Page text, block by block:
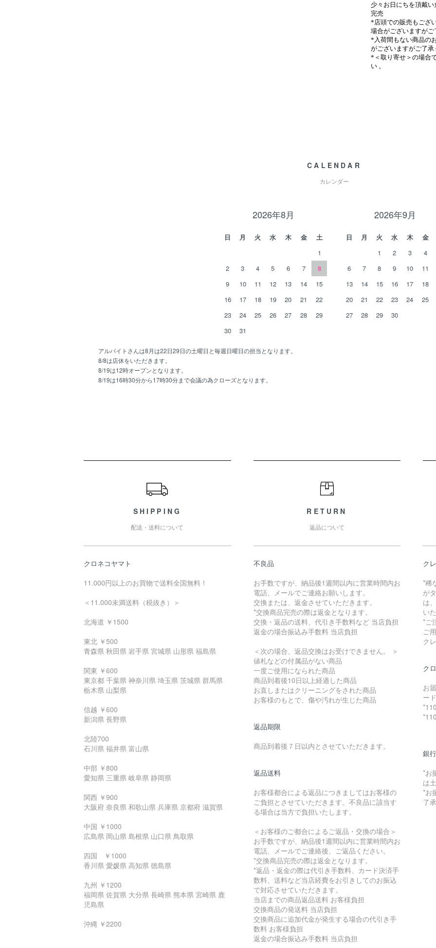
少々お日にちを頂戴
完売
*店頭での販売もござ
場合がございますがご
*入荷間もない商品の
がございますがご了承
*＜取り寄せ＞の場合
い 。
CALENDAR
カレンダー
2026年8月
日 月 火 水 木 金
土
1
2
3 4 5 6 7
8
9
10 11 12 13 14
15
16
17 18 19 20 21
22
23
24 25 26 27 28
29
30
31
2026年9月
日 月 火 水 木 金
1
2 3 4
6
7 8 9 10 11
13
14 15 16 17 18
20
21 22 23 24 25
27
28 29 30
アルバイトさんは8月は22日29日の土曜日と毎週日曜日の担当となります。
8/8は店休をいただきます。
8/19は12時オープンとなります。
8/19は16時30分から17時30分まで会議の為クローズとなります。
SHIPPING
配送・送料について
クロネコヤマト
11.000円以上のお買物で送料全国無料！
＜11.000未満送料（税抜き）＞
北海道 ￥1500
東北 ￥500
青森県 秋田県 岩手県 宮城県 山形県 福島県
関東 ￥600
東京都 千葉県 神奈川県 埼玉県 茨城県 群馬県
栃木県 山梨県
信越 ￥600
新潟県 長野県
北陸700
石川県 福井県 富山県
中部 ￥800
愛知県 三重県 岐阜県 静岡県
関西 ￥900
大阪府 奈良県 和歌山県 兵庫県 京都府 滋賀県
中国 ￥1000
広島県 岡山県 島根県 山口県 鳥取県
四国 ￥1000
香川県 愛媛県 高知県 徳島県
九州 ￥1200
福岡県 佐賀県 大分県 長崎県 熊本県 宮崎県 鹿
児島県
沖縄 ￥2200
RETURN
返品について
不良品
お手数ですが、納品後1週間以内に営業時間内お
電話、メールでご連絡お願いします。
交換または、返金させていただきます。
*交換商品完売の際は返金となります。
交換・返品の送料、代引き手数料など 当店負担
返金の場合振込み手数料 当店負担
＜次の場合、返品交換はお受けできません。 ＞
値札などの付属品がない商品
一度ご使用になられた商品
商品到着後10日以上経過した商品
お直しまたはクリーニングをされた商品
お客様のもとで、傷や汚れが生じた商品
返品期限
商品到着後７日以内とさせていただきます。
返品送料
お客様都合による返品につきましてはお客様の
ご負担とさせていただきます。不良品に該当す
る場合は当方で負担いたします。
＜お客様のご都合によるご返品・交換の場合＞
お手数ですが、納品後1週間以内に営業時間内お
電話、メールでご連絡後、ご返品ください。
*交換商品完売の際は返金となります。
*返品・返金の際は代引き手数料、カード決済手
数料、送料など当店経費をお引きしてのお振込
で対応させていただきます。
当店までの商品返品送料 お客様負担
交換商品の発送料 当店負担
交換商品に追加代金が発生する場合の代引き手
数料 お客様負担
返金の場合振込み手数料 当店負担
ク
*稀
が
は
い
*ご
ご
ク
ク
お
ー
銀
*お
は
*お
了